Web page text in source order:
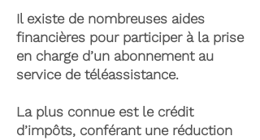
Il existe de nombreuses aides
financières pour participer à la prise
en charge d’un abonnement au
service de téléassistance.
La plus connue est le crédit
d’impôts, conférant une réduction